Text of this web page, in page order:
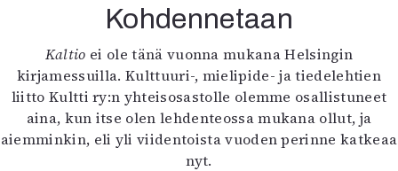
Sarjakuva
Sámegillii
Pääkirjoitus
Paperilehdestä
Oulu2026
Näyttelyt
Musiikki
Levyt
Kohdennetaan
Kaltio ei ole tänä vuonna mukana Helsingin
kirjamessuilla. Kulttuuri-, mielipide- ja tiedelehtien
liitto Kultti ry:n yhteisosastolle olemme osallistuneet
aina, kun itse olen lehdenteossa mukana ollut, ja
aiemminkin, eli yli viidentoista vuoden perinne katkeaa
nyt.